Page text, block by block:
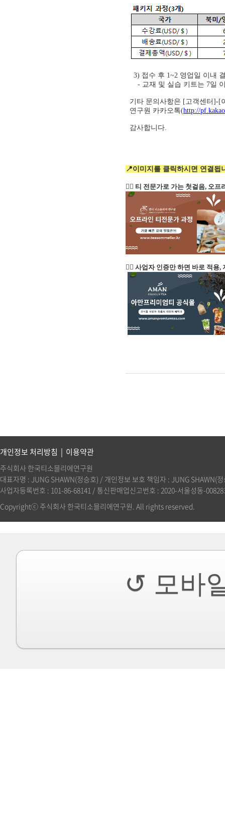
3) 접수 후 1~2 영업일 이내
- 교재 및 실습 키트는 7일 이
기타 문의사항은 [고객센터]-[
연구원 카카오톡(http://
감사합니다.
📍이미지를 클릭하시면 연결됩
👉🏻 티 전문가로 가는 첫걸음, 오
👉🏻 사업자 인증만 하면 바로 적용
개인정보 처리방침 | 이용약관
주식회사 한국티소믈리에연구원
대표자명 : JUNG SHAWN(정승호) / 개인정보 보호 책임자 : JUNG
사업자등록번호 : 101-86-68141 / 통신판매업신고번호 : 2020-서울성동-
Copyrightⓒ 주식회사 한국티소믈리에연구원. All rights reserved.
↺ 모바